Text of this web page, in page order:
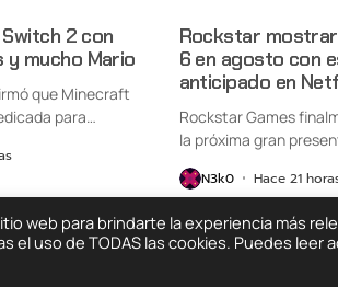
2 con
mucho Mario
que Minecraft
para
Rockstar
6 en agosto con
anticipado en
Rockstar Games
la próxima gran
N3k0 Hace 21
| Anime, Games & Nothing Else
web para brindarte la experiencia más
el uso de TODAS las cookies. Puedes leer